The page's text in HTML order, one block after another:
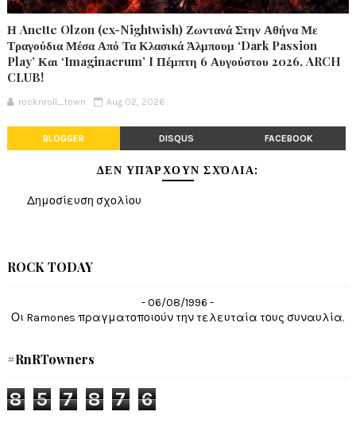
Η Anette Olzon (ex-Nightwish) Ζωντανά Στην Αθήνα Με
Τραγούδια Μέσα Από Τα Κλασικά Άλμπουμ ‘Dark Passion
Play’ Και ‘Imaginaerum’ I Πέμπτη 6 Αυγούστου 2026, ARCH
CLUB!
rocknroll_town Aug 02, 2026
BLOGGER DISQUS FACEBOOK
ΔΕΝ ΥΠΆΡΧΟΥΝ ΣΧΌΛΙΑ:
Δημοσίευση σχολίου
ROCK TODAY
- 06/08/1996 -
Οι Ramones πραγματοποιούν την τελευταία τους συναυλία.
#RnRTowners
8 5 7 8 7 6